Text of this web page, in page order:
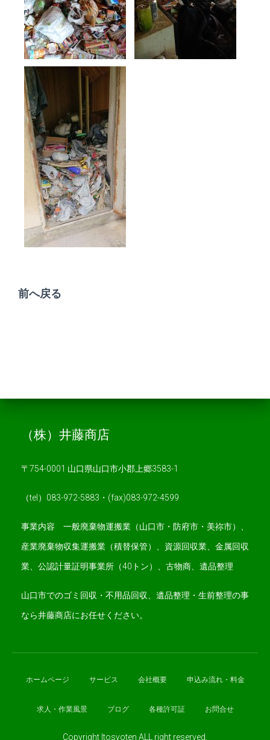
前へ戻る
（株）井藤商店
〒754-0001 山口県山口市小郡上郷3583-1
（tel）083-972-5883・(fax)083-972-4599
事業内容 一般廃棄物運搬業（山口市・防府市・美祢市）、
産業廃棄物収集運搬業（積替保管）、資源回収業、金属回収
業、公認計量証明事業所（40トン）、古物商、遺品整理
山口市でのゴミ回収・不用品回収、遺品整理・生前整理の事
なら井藤商店にお任せください。
ホームページ サービス 会社概要 申込み流れ・料金
求人・作業風景 ブログ 各種許可証 お問合せ
Copyright Itosyoten ALL right reserved.